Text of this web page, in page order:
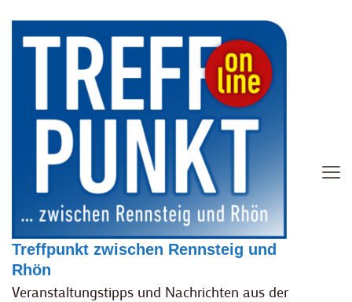
Treffpunkt zwischen Rennsteig und
Rhön
Veranstaltungstipps und Nachrichten aus der